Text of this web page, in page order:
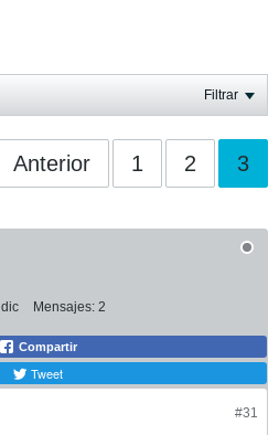
Filtrar
Anterior 1 2 3
dic Mensajes: 2
Compartir
Tweet
#31